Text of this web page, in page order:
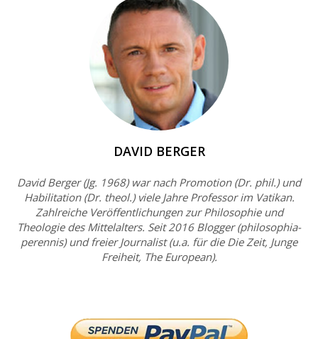
DAVID BERGER
David Berger (Jg. 1968) war nach Promotion (Dr. phil.) und
Habilitation (Dr. theol.) viele Jahre Professor im Vatikan.
Zahlreiche Veröffentlichungen zur Philosophie und
Theologie des Mittelalters. Seit 2016 Blogger (philosophia-
perennis) und freier Journalist (u.a. für die Die Zeit, Junge
Freiheit, The European).